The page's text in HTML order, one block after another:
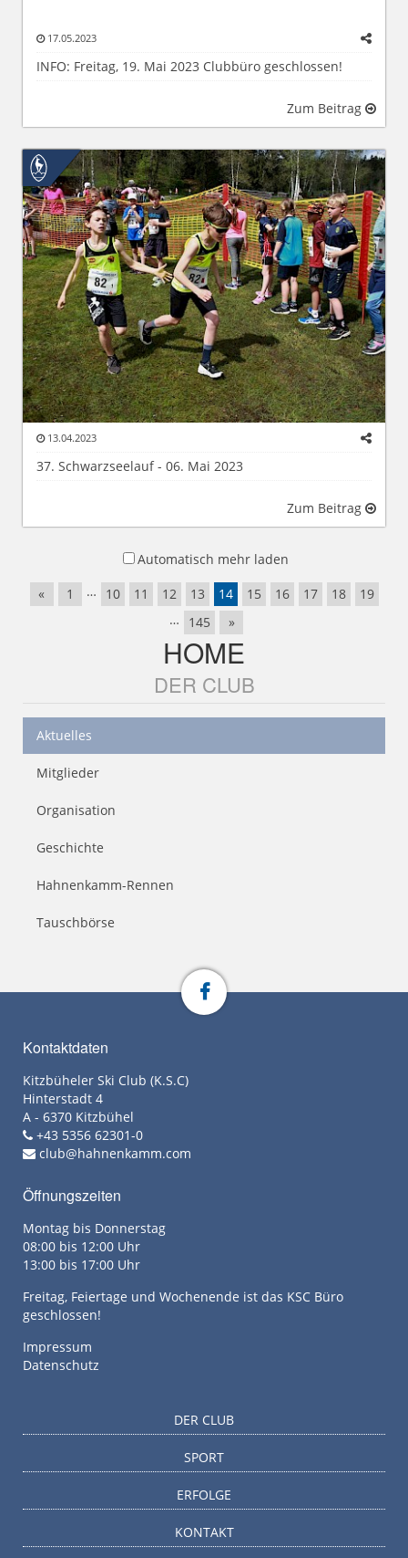
17.05.2023
INFO: Freitag, 19. Mai 2023 Clubbüro geschlossen!
Zum Beitrag
13.04.2023
37. Schwarzseelauf - 06. Mai 2023
Zum Beitrag
Automatisch mehr laden
«
1 … 10 11 12 13 14 15 16 17 18
19
…
145 »
HOME
DER CLUB
Aktuelles
Mitglieder
Organisation
Geschichte
Hahnenkamm-Rennen
Tauschbörse
Kontaktdaten
Kitzbüheler Ski Club (K.S.C)
Hinterstadt 4
A - 6370 Kitzbühel
+43 5356 62301-0
club@hahnenkamm.com
Öffnungszeiten
Montag bis Donnerstag
08:00 bis 12:00 Uhr
13:00 bis 17:00 Uhr
Freitag, Feiertage und Wochenende ist das KSC Büro
geschlossen!
Impressum
Datenschutz
DER CLUB
SPORT
ERFOLGE
KONTAKT